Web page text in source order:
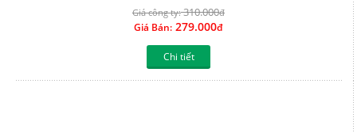
Giá công ty:310.000đ
Giá Bán: 279.000đ
Chi tiết